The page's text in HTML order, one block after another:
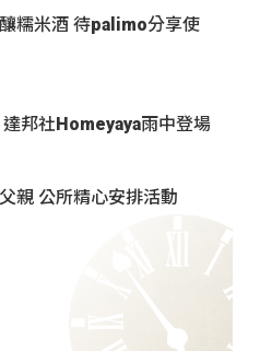
糯米酒 待palimo分享使
邦社Homeyaya雨中登場
親 公所精心安排活動